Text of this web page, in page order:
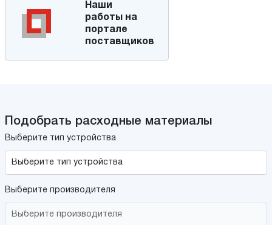
Наши
работы на
портале
поставщиков
Подобрать расходные материалы
Выберите тип устройства
Выберите производителя